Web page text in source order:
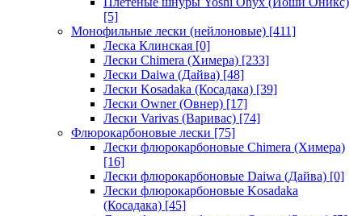
[5]
Монофильные лески (нейлоновые) [411]
Леска Клинская [0]
Лески Chimera (Химера) [233]
Лески Daiwa (Дайва) [48]
Лески Kosadaka (Косадака) [39]
Лески Owner (Овнер) [17]
Лески Varivas (Варивас) [74]
Флюрокарбоновые лески [75]
Лески флюрокарбоновые Chimera (Химера)
[16]
Лески флюрокарбоновые Daiwa (Дайва) [0]
Лески флюрокарбоновые Kosadaka
(Косадака) [45]